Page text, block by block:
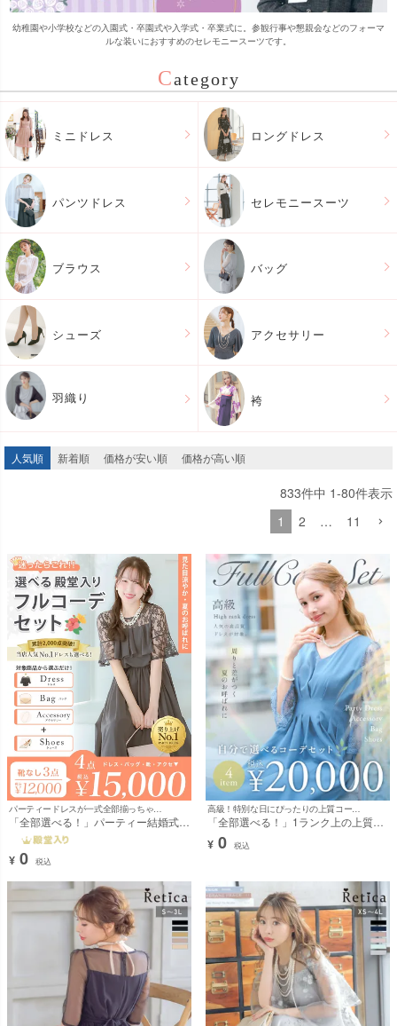
幼稚園や小学校などの入園式・卒園式や入学式・卒業式に。参観行事や懇親会などのフォーマ
ルな装いにおすすめのセレモニースーツです。
Category
ミニドレス ロングドレス
パンツドレス セレモニースーツ
ブラウス バッグ
シューズ アクセサリー
羽織り 袴
人気順 新着順 価格が安い順 価格が高い順
833件中 1-80件表示
1
2 … 11
「全部選べる！」パーティー結婚式フ
ルコーデセット (ドレス1点＋バッグ1
点+アクセ1点+靴1足/4点15000円(税
込)/靴なしで12000円(税込)
¥ 0 税込
「全部選べる！」1ランク上の上質パ
ーティー結婚式フルコーデセット (ド
レス1点＋バッグ1点+アクセ1点+靴1
¥ 0 税込